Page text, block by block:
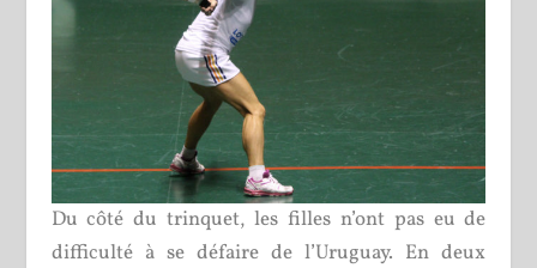
Du côté du trinquet, les filles n’ont pas eu de
difficulté à se défaire de l’Uruguay. En deux